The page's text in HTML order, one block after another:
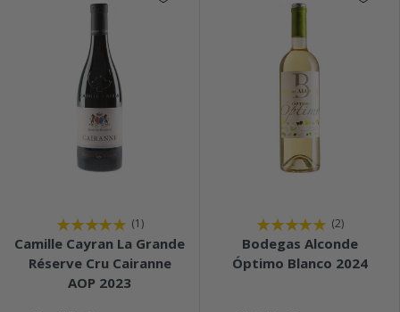
★★★★★ (1)
Camille Cayran La Grande
Réserve Cru Cairanne
AOP 2023
★★★★★ (2)
Bodegas Alconde
Óptimo Blanco 2024